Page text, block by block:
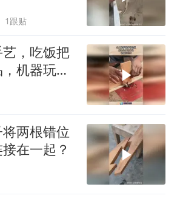
1跟贴
，吃饭把
机器玩的
两根错位
在一起？